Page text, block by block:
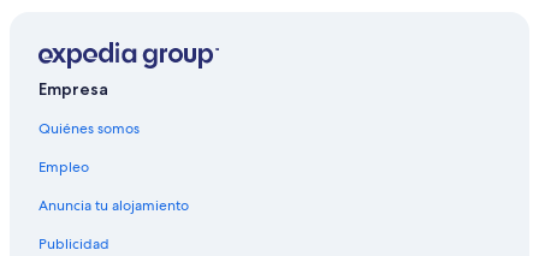
Empresa
Quiénes somos
Empleo
Anuncia tu alojamiento
Publicidad